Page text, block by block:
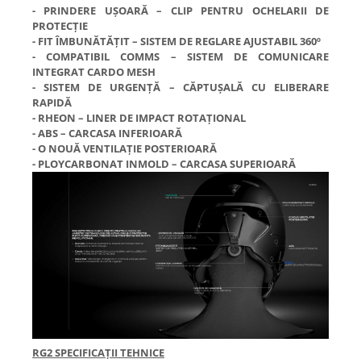
- PRINDERE UȘOARĂ – CLIP PENTRU OCHELARII DE
PROTECȚIE
- FIT ÎMBUNĂTĂȚIT – SISTEM DE REGLARE AJUSTABIL 360º
- COMPATIBIL COMMS – SISTEM DE COMUNICARE
INTEGRAT CARDO MESH
- SISTEM DE URGENȚĂ – CĂPTUȘALĂ CU ELIBERARE
RAPIDĂ
- RHEON – LINER DE IMPACT ROTAȚIONAL
- ABS – CARCASA INFERIOARĂ
- O NOUĂ VENTILAȚIE POSTERIOARĂ
- PLOYCARBONAT INMOLD – CARCASA SUPERIOARĂ
RG2 SPECIFICAȚII TEHNICE